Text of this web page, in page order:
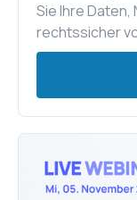
Sie Ihre
rechtssicher